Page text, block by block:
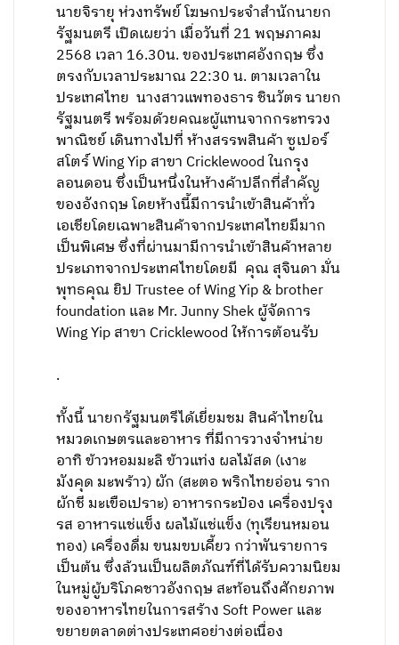
นายจิรายุ ห่วงทรัพย์ โฆษกประจำสำนักนายก
รัฐมนตรี เปิดเผยว่า เมื่อวันที่ 21 พฤษภาคม
2568 เวลา 16.30น. ของประเทศอังกฤษ ซึ่ง
ตรงกับเวลาประมาณ 22:30 น. ตามเวลาใน
ประเทศไทย นางสาวแพทองธาร ชินวัตร นายก
รัฐมนตรี พร้อมด้วยคณะผู้แทนจากกระทรวง
พาณิชย์ เดินทางไปที่ ห้างสรรพสินค้า ซูเปอร์
สโตร์ Wing Yip สาขา Cricklewood ในกรุง
ลอนดอน ซึ่งเป็นหนึ่งในห้างค้าปลีกที่สำคัญ
ของอังกฤษ โดยห้างนี้มีการนำเข้าสินค้าทั่ว
เอเชียโดยเฉพาะสินค้าจากประเทศไทยมีมาก
เป็นพิเศษ ซึ่งที่ผ่านมามีการนำเข้าสินค้าหลาย
ประเภทจากประเทศไทยโดยมี คุณ สุจินดา มั่น
พุทธคุณ ยิป Trustee of Wing Yip & brother
foundation และ Mr. Junny Shek ผู้จัดการ
Wing Yip สาขา Cricklewood ให้การต้อนรับ
.
ทั้งนี้ นายกรัฐมนตรีได้เยี่ยมชม สินค้าไทยใน
หมวดเกษตรและอาหาร ที่มีการวางจำหน่าย
อาทิ ข้าวหอมมะลิ ข้าวแท่ง ผลไม้สด (เงาะ
มังคุด มะพร้าว) ผัก (สะตอ พริกไทยอ่อน ราก
ผักชี มะเขือเปราะ) อาหารกระป๋อง เครื่องปรุง
รส อาหารแช่แข็ง ผลไม้แช่แข็ง (ทุเรียนหมอน
ทอง) เครื่องดื่ม ขนมขบเคี้ยว กว่าพันรายการ
เป็นต้น ซึ่งล้วนเป็นผลิตภัณฑ์ที่ได้รับความนิยม
ในหมู่ผู้บริโภคชาวอังกฤษ สะท้อนถึงศักยภาพ
ของอาหารไทยในการสร้าง Soft Power และ
ขยายตลาดต่างประเทศอย่างต่อเนื่อง